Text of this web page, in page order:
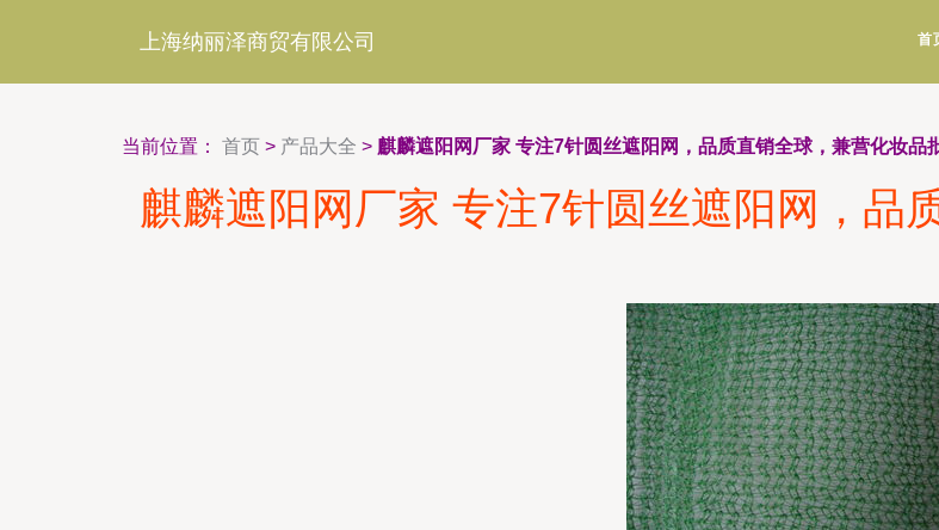
上海纳丽泽商贸有限公司 首
当前位置： 首页 > 产品大全 > 麒麟遮阳网厂家 专注7针圆丝遮阳网，品质直销全球，兼营化妆品
麒麟遮阳网厂家 专注7针圆丝遮阳网，品